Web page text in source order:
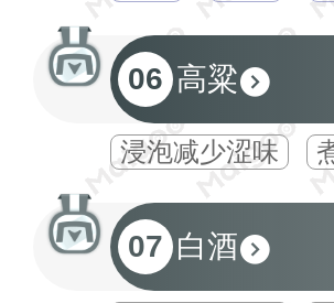
06 高粱
浸泡减少涩味
07 白酒